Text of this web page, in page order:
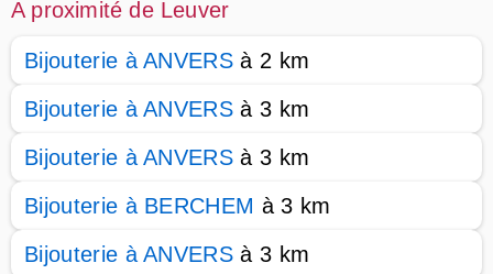
A proximité de Leuver
Bijouterie à ANVERS à 2 km
Bijouterie à ANVERS à 3 km
Bijouterie à ANVERS à 3 km
Bijouterie à BERCHEM à 3 km
Bijouterie à ANVERS à 3 km